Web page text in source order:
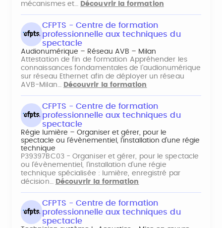
mécanismes et… Découvrir la formation
CFPTS - Centre de formation
professionnelle aux techniques du
spectacle
Audionumérique – Réseau AVB – Milan
Attestation de fin de formation Appréhender les
connaissances fondamentales de l’audionumérique
sur réseau Ethernet afin de déployer un réseau
AVB-Milan… Découvrir la formation
CFPTS - Centre de formation
professionnelle aux techniques du
spectacle
Régie lumière – Organiser et gérer, pour le
spectacle ou l’évènementiel, l’installation d’une régie
technique
P39397BC03 - Organiser et gérer, pour le spectacle
ou l'évènementiel, l'installation d’une régie
technique spécialisée : lumière, enregistré par
décision… Découvrir la formation
CFPTS - Centre de formation
professionnelle aux techniques du
spectacle